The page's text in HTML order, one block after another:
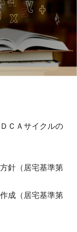
ＣＡサイクルの
針（居宅基準第
成（居宅基準第